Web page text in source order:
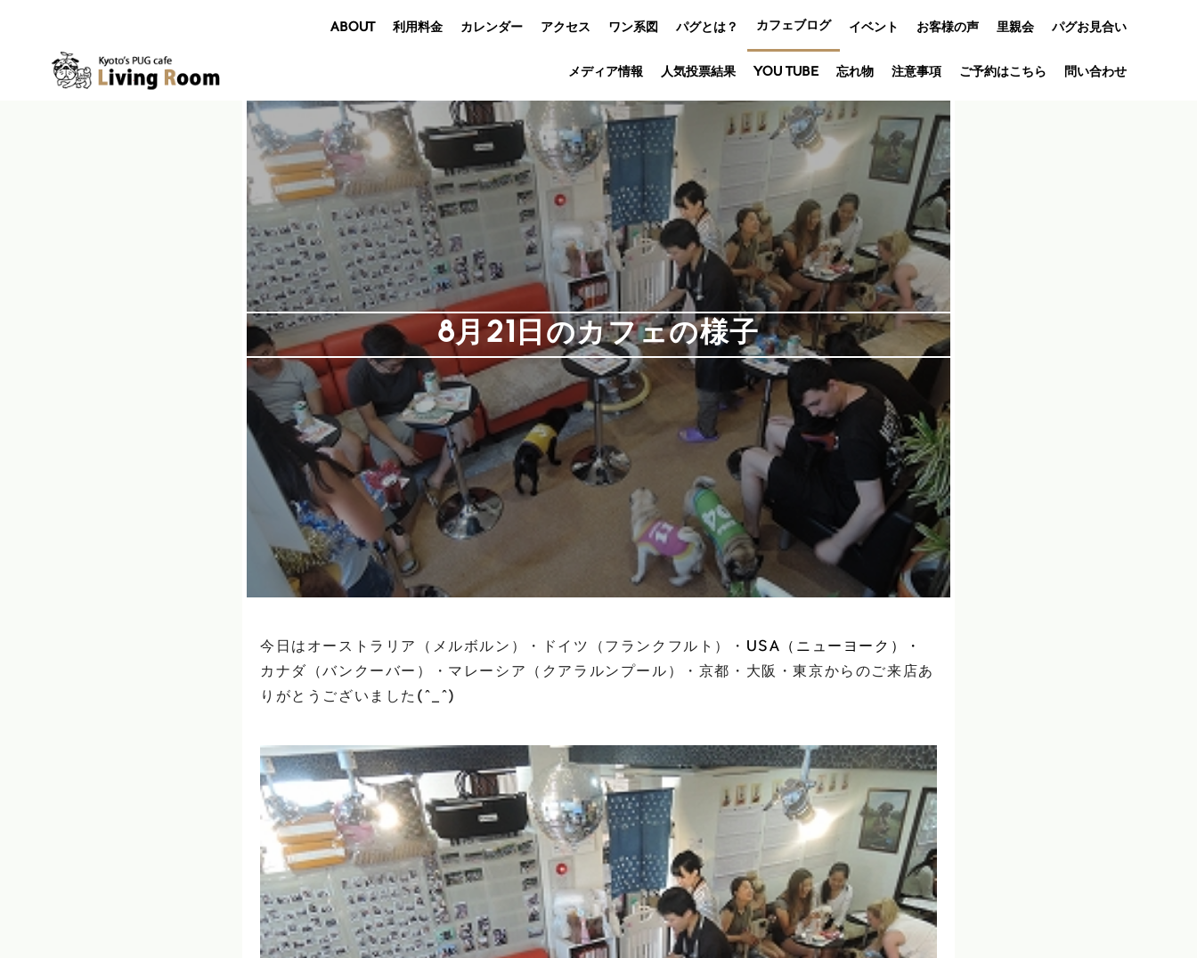
ABOUT 利用料金 カレンダー アクセス ワン系図 パグとは？ カフェブログ イベント
オフ会
アニバーサリ
ー
お客様の声 里親会 パグお見合い
メディア情報 人気投票結果 YOU TUBE 忘れ物 注意事項 ご予約はこちら 問い合わせ
8月21日のカフェの様子
今日はオーストラリア（メルボルン）・ドイツ（フランクフルト）・ USA（ニューヨーク）・
カナダ（バンクーバー）・マレーシア（クアラルンプール）・京都・大阪・東京からのご来店あ
りがとうございました(^_^)